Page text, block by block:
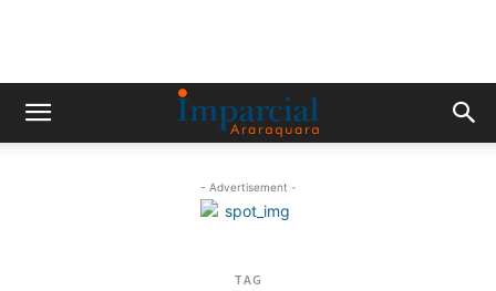
- Advertisement -
TAG